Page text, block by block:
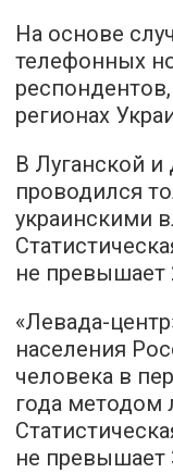
На основе
телефонных
регионах
В Луганской
проводился
украинскими
не превышает
«Левада-
населения
человека в
года методом
не превышает